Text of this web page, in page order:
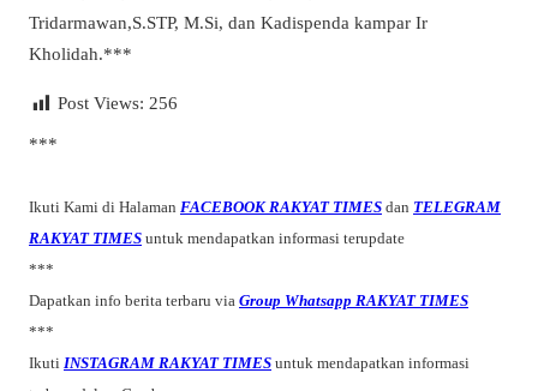
Tridarmawan,S.STP, M.Si, dan Kadispenda kampar Ir
Kholidah.***
Post Views: 256
***
Ikuti Kami di Halaman FACEBOOK RAKYAT TIMES dan TELEGRAM
RAKYAT TIMES untuk mendapatkan informasi terupdate
***
Dapatkan info berita terbaru via Group Whatsapp RAKYAT TIMES
***
Ikuti INSTAGRAM RAKYAT TIMES untuk mendapatkan informasi